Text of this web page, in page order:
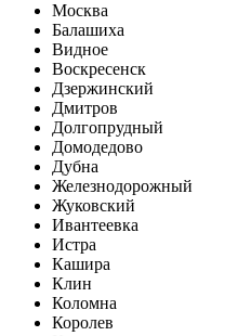
Москва
Балашиха
Видное
Воскресенск
Дзержинский
Дмитров
Долгопрудный
Домодедово
Дубна
Железнодорожный
Жуковский
Ивантеевка
Истра
Кашира
Клин
Коломна
Королев